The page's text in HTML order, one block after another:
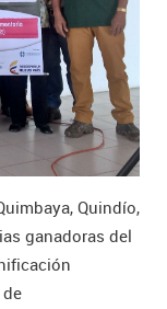
Quindío,
ganadoras del